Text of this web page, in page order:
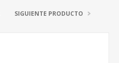
SIGUIENTE PRODUCTO